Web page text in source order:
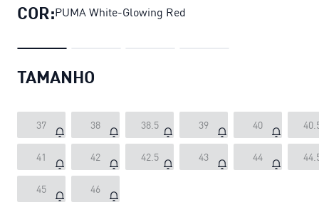
COR:PUMA White-Glowing Red
TAMANHO
37 38 38.5 39 40
41 42 42.5 43 44
45 46